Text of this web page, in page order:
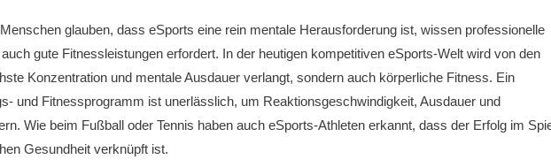
glauben, dass eSports eine rein mentale Herausforderung ist, wissen professionelle
gute Fitnessleistungen erfordert. In der heutigen kompetitiven eSports-Welt wird von den
Konzentration und mentale Ausdauer verlangt, sondern auch körperliche Fitness. Ein
und Fitnessprogramm ist unerlässlich, um Reaktionsgeschwindigkeit, Ausdauer und
Wie beim Fußball oder Tennis haben auch eSports-Athleten erkannt, dass der Erfolg im
Gesundheit verknüpft ist.